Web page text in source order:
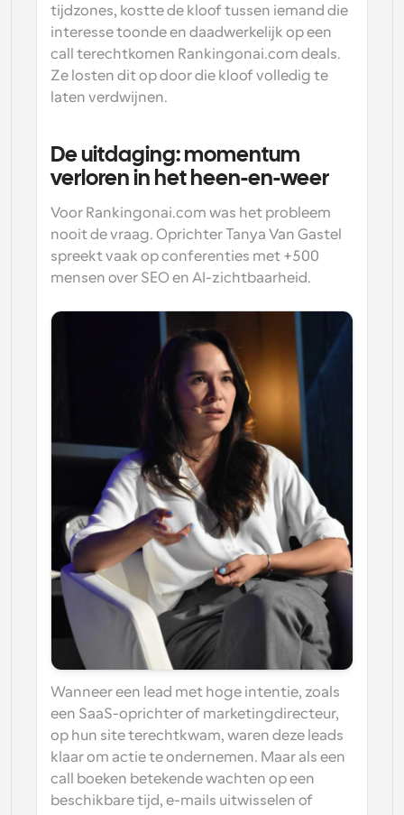
tijdzones, kostte de kloof tussen iemand die
interesse toonde en daadwerkelijk op een
call terechtkomen Rankingonai.com deals.
Ze losten dit op door die kloof volledig te
laten verdwijnen.
De uitdaging: momentum
verloren in het heen-en-weer
Voor Rankingonai.com was het probleem
nooit de vraag. Oprichter Tanya Van Gastel
spreekt vaak op conferenties met +500
mensen over SEO en AI-zichtbaarheid.
Wanneer een lead met hoge intentie, zoals
een SaaS-oprichter of marketingdirecteur,
op hun site terechtkwam, waren deze leads
klaar om actie te ondernemen. Maar als een
call boeken betekende wachten op een
beschikbare tijd, e-mails uitwisselen of